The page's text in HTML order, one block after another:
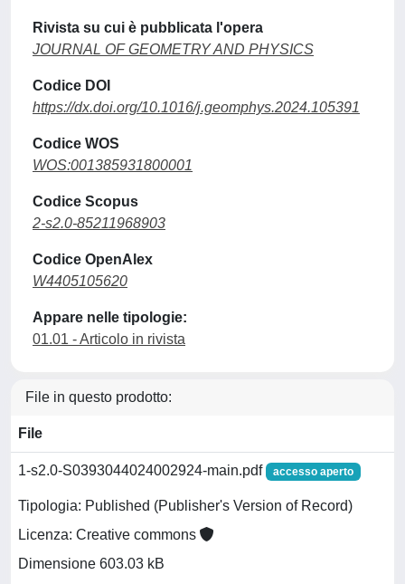
Rivista su cui è pubblicata l'opera
JOURNAL OF GEOMETRY AND PHYSICS
Codice DOI
https://dx.doi.org/10.1016/j.geomphys.2024.105391
Codice WOS
WOS:001385931800001
Codice Scopus
2-s2.0-85211968903
Codice OpenAlex
W4405105620
Appare nelle tipologie:
01.01 - Articolo in rivista
File in questo prodotto:
File
1-s2.0-S0393044024002924-main.pdf accesso aperto
Tipologia: Published (Publisher's Version of Record)
Licenza: Creative commons
Dimensione 603.03 kB